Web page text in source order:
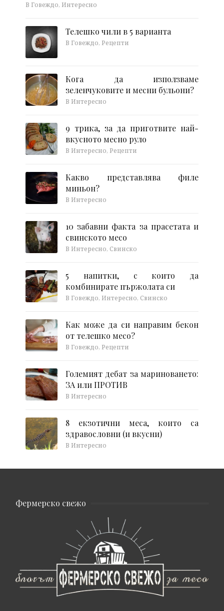
В Говеждо, Интересно
Телешко чили в 5 варианта
В Говеждо, Рецепти
Кога да използваме
зеленчуковите и месни бульони?
В Интересно
9 трика, за да приготвите най-
вкусното месно руло
В Интересно, Рецепти
Какво представлява филе
миньон?
В Интересно
10 забавни факта за прасетата и
свинското месо
В Интересно, Свинско
5 напитки, с които да
комбинирате пържолата си
В Говеждо, Интересно, Свинско
Как може да си направим бекон
от телешко месо?
В Говеждо, Рецепти
Големият дебат за мариноването:
ЗА или ПРОТИВ
В Интересно
8 екзотични меса, които са
здравословни (и вкусни)
В Интересно
Фермерско свежо